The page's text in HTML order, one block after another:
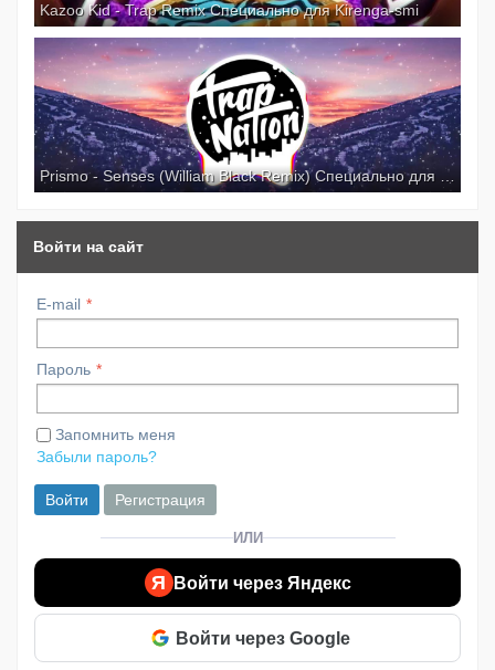
Kazoo Kid - Trap Remix Специально для Kirenga-smi
Prismo - Senses (William Black Remix) Специально для Kirenga-smi
Войти на сайт
E-mail
Пароль
Запомнить меня
Забыли пароль?
Войти Регистрация
ИЛИ
Я Войти через Яндекс
Войти через Google